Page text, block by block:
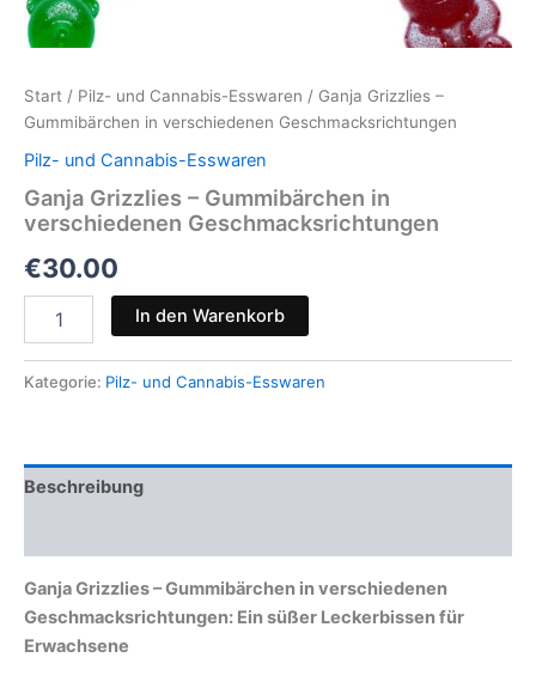
Start / Pilz- und Cannabis-Esswaren / Ganja Grizzlies –
Gummibärchen in verschiedenen Geschmacksrichtungen
Pilz- und Cannabis-Esswaren
Ganja Grizzlies – Gummibärchen in
verschiedenen Geschmacksrichtungen
€30.00
Grizzlies
Gummibärchen
Menge
In den Warenkorb
Kategorie: Pilz- und Cannabis-Esswaren
Beschreibung
Ganja Grizzlies – Gummibärchen in verschiedenen
Geschmacksrichtungen: Ein süßer Leckerbissen für
Erwachsene